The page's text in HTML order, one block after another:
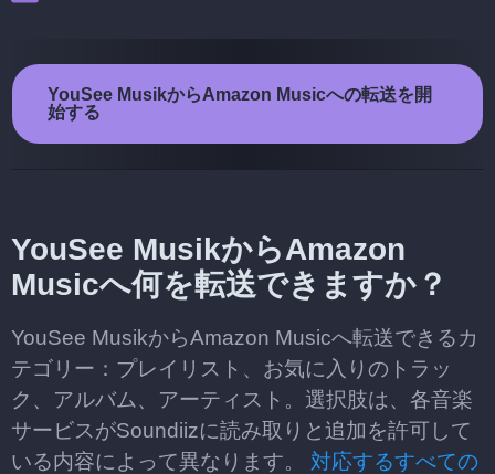
YouSee MusikからAmazon Musicへの転送を開
始する
YouSee MusikからAmazon
Musicへ何を転送できますか？
YouSee MusikからAmazon Musicへ転送できるカ
テゴリー：プレイリスト、お気に入りのトラッ
ク、アルバム、アーティスト。選択肢は、各音楽
サービスがSoundiizに読み取りと追加を許可して
いる内容によって異なります。 対応するすべての